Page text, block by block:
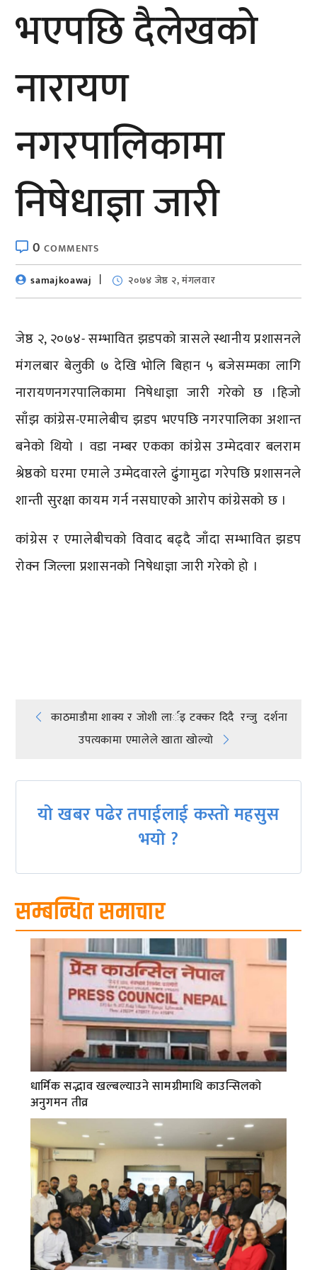
भएपछि दैलेखको
नारायण
नगरपालिकामा
निषेधाज्ञा जारी
0COMMENTS
samajkoawaj
२०७४ जेष्ठ २, मंगलवार
जेष्ठ २, २०७४- सम्भावित झडपको त्रासले स्थानीय प्रशासनले
मंगलबार बेलुकी ७ देखि भोलि बिहान ५ बजेसम्मका लागि
नारायणनगरपालिकामा निषेधाज्ञा जारी गरेको छ ।हिजो
साँझ कांग्रेस-एमालेबीच झडप भएपछि नगरपालिका अशान्त
बनेको थियो । वडा नम्बर एकका कांग्रेस उम्मेदवार बलराम
श्रेष्ठको घरमा एमाले उम्मेदवारले ढुंगामुढा गरेपछि प्रशासनले
शान्ती सुरक्षा कायम गर्न नसघाएको आरोप कांग्रेसको छ ।
कांग्रेस र एमालेबीचको विवाद बढ्दै जाँदा सम्भावित झडप
रोक्न जिल्ला प्रशासनको निषेधाज्ञा जारी गरेको हो ।
Post
navigation
काठमाडाैमा शाक्य र जाेशी लार्इ टक्कर दिदै रन्जु दर्शना
उपत्यकामा एमालेले खाता खोल्यो
यो खबर पढेर तपाईलाई कस्तो महसुस
भयो ?
सम्बन्धित समाचार
धार्मिक सद्भाव खल्बल्याउने सामग्रीमाथि काउन्सिलको
अनुगमन तीव्र